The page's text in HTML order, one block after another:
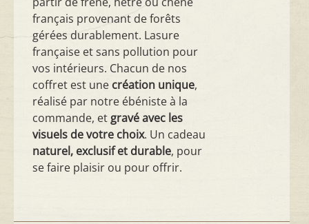
français provenant de forêts
gérées durablement. Lasure
française et sans pollution pour
vos intérieurs. Chacun de nos
coffret est une création unique,
réalisé par notre ébéniste à la
commande, et gravé avec les
visuels de votre choix. Un cadeau
naturel, exclusif et durable, pour
se faire plaisir ou pour offrir.